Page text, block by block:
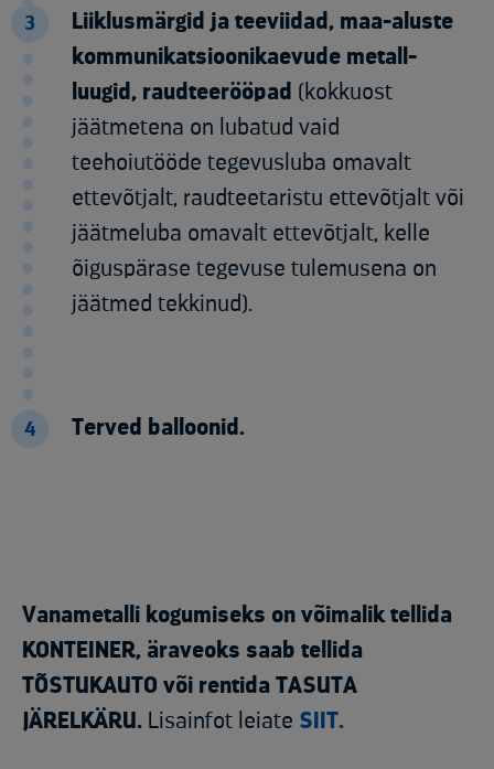
3
Liiklusmärgid ja teeviidad, maa-aluste
kommunikatsioonikaevude metall-
luugid, raudteerööpad (kokkuost
jäätmetena on lubatud vaid
teehoiutööde tegevusluba omavalt
ettevõtjalt, raudteetaristu ettevõtjalt või
jäätmeluba omavalt ettevõtjalt, kelle
õiguspärase tegevuse tulemusena on
jäätmed tekkinud).
4 Terved balloonid.
Vanametalli kogumiseks on võimalik tellida
KONTEINER, äraveoks saab tellida
TÕSTUKAUTO või rentida TASUTA
JÄRELKÄRU. Lisainfot leiate SIIT.